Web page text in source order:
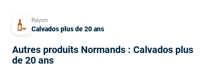
Rayon
Calvados plus de 20 ans
Autres produits Normands : Calvados plus
de 20 ans